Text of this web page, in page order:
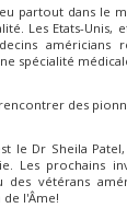
partout dans le
Les Etats-
américians
spécialité
des
le Dr Sheila
Les prochains
des vétérans
de l'Âme!